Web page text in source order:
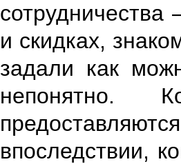
сотрудничества
и скидках,
задали как
непонятно.
впоследствии,